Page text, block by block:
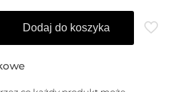
Dodaj do koszyka